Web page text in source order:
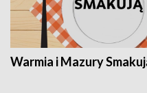
Warmia i Mazury